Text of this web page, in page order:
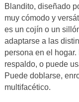
Blandito, diseñado
muy cómodo y
es un cojín o un
adaptarse a las
persona en el
respaldo, o puede
Puede doblarse,
multifacético.